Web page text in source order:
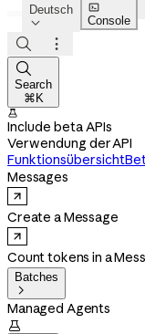
Deutsch


Console



Search
⌘K

Include beta APIs
Verwendung der API
Funktionsübersicht
Messages
Create a Message
Count tokens in a
Batches

Managed Agents
